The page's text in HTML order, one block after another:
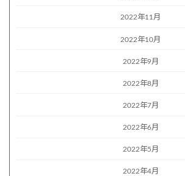
2022年11月
2022年10月
2022年9月
2022年8月
2022年7月
2022年6月
2022年5月
2022年4月